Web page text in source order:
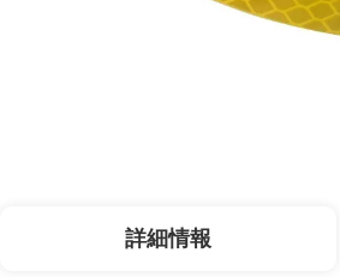
詳細情報